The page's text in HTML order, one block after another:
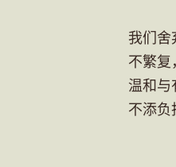
我们舍
不繁复
温和与
不添负